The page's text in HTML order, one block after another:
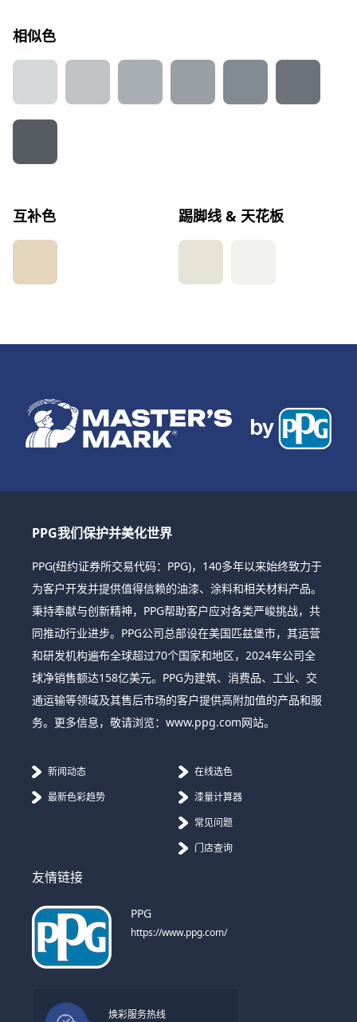
相似色
互补色 踢脚线 & 天花板
PPG我们保护并美化世界
PPG(纽约证券所交易代码：PPG)，140多年以来始终致力于
为客户开发并提供值得信赖的油漆、涂料和相关材料产品。
秉持奉献与创新精神，PPG帮助客户应对各类严峻挑战，共
同推动行业进步。PPG公司总部设在美国匹兹堡市，其运营
和研发机构遍布全球超过70个国家和地区，2024年公司全
球净销售额达158亿美元。PPG为建筑、消费品、工业、交
通运输等领域及其售后市场的客户提供高附加值的产品和服
务。更多信息，敬请浏览：www.ppg.com网站。
新闻动态
最新色彩趋势
在线选色
漆量计算器
常见问题
门店查询
友情链接
PPG
https://www.ppg.com/
焕彩服务热线